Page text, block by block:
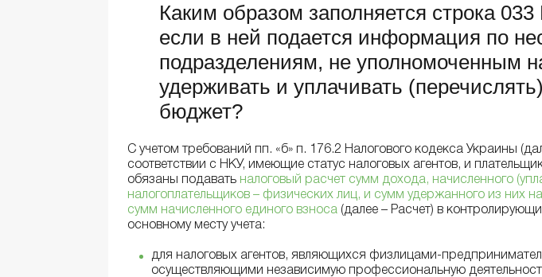
Каким образом заполняется строка 033
если в ней подается информация по
подразделениям, не уполномоченным
удерживать и уплачивать
бюджет?
С учетом требований пп. «б» п. 176.2 Налогового кодекса Украины
соответствии с НКУ, имеющие статус налоговых агентов, и
обязаны подавать налоговый расчет сумм дохода, начисленного
налогоплательщиков – физических лиц, и сумм удержанного из них
сумм начисленного единого взноса (далее – Расчет) в
основному месту учета:
для налоговых агентов, являющихся физлицами-
осуществляющими независимую профессиональную